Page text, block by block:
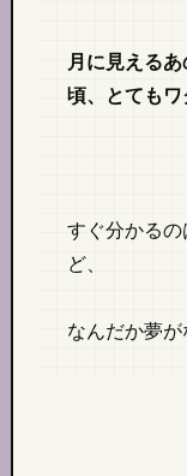
月に見える
頃、とてもワ
すぐ分かる
ど、
なんだか夢が